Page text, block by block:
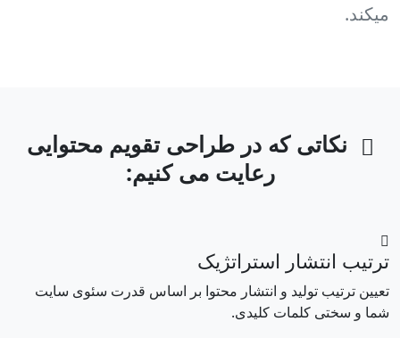
میکند.
نکاتی که در طراحی تقویم محتوایی
رعایت می کنیم:
ترتیب انتشار استراتژیک
تعیین ترتیب تولید و انتشار محتوا بر اساس قدرت سئوی سایت
شما و سختی کلمات کلیدی.